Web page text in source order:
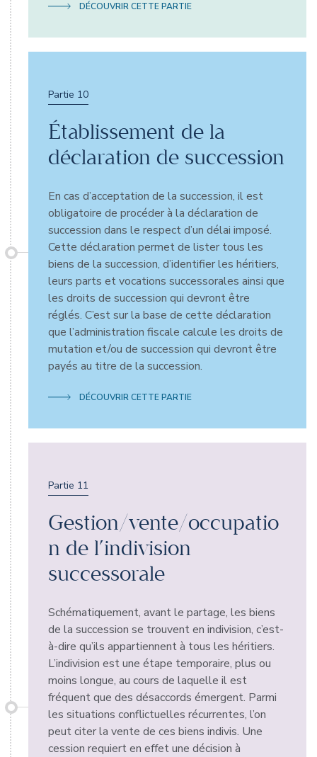
DÉCOUVRIR CETTE PARTIE
Partie 10
Établissement de la
déclaration de succession
En cas d’acceptation de la succession, il est
obligatoire de procéder à la déclaration de
succession dans le respect d’un délai imposé.
Cette déclaration permet de lister tous les
biens de la succession, d’identifier les héritiers,
leurs parts et vocations successorales ainsi que
les droits de succession qui devront être
réglés. C’est sur la base de cette déclaration
que l’administration fiscale calcule les droits de
mutation et/ou de succession qui devront être
payés au titre de la succession.
DÉCOUVRIR CETTE PARTIE
Partie 11
Gestion/vente/occupatio
n de l’indivision
successorale
Schématiquement, avant le partage, les biens
de la succession se trouvent en indivision, c’est-
à-dire qu’ils appartiennent à tous les héritiers.
L’indivision est une étape temporaire, plus ou
moins longue, au cours de laquelle il est
fréquent que des désaccords émergent. Parmi
les situations conflictuelles récurrentes, l’on
peut citer la vente de ces biens indivis. Une
cession requiert en effet une décision à